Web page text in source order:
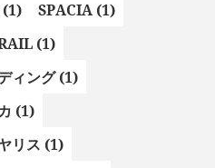
(1)
SPACIA (1)
(1)
ィング (1)
(1)
リス (1)